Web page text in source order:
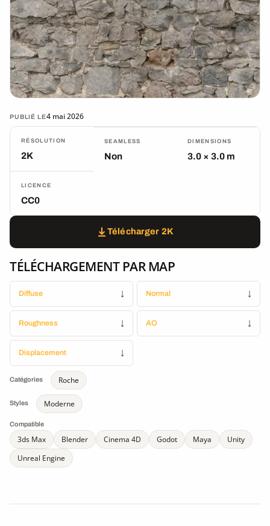
PUBLIÉ LE4 mai 2026
RÉSOLUTION
2K
SEAMLESS
Non
DIMENSIONS
3.0 × 3.0 m
LICENCE
CC0
Télécharger 2K
TÉLÉCHARGEMENT PAR MAP
Diffuse ↓ Normal ↓
Roughness ↓ AO ↓
Displacement ↓
Catégories Roche
Styles Moderne
Compatible
3ds Max Blender Cinema 4D Godot Maya
Unity
Unreal Engine